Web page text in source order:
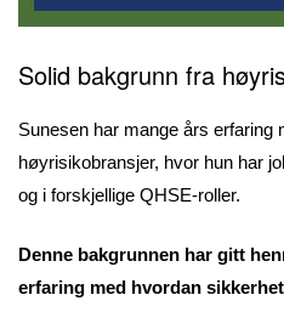
Solid bakgrunn fra
Sunesen har mange års erfaring
høyrisikobransjer, hvor hun har
og i forskjellige QHSE-roller.
Denne bakgrunnen har gitt
erfaring med hvordan